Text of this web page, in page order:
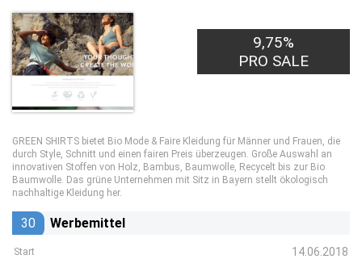
9,75%
PRO SALE
GREEN SHIRTS bietet Bio Mode & Faire Kleidung für Männer und Frauen, die
durch Style, Schnitt und einen fairen Preis überzeugen. Große Auswahl an
innovativen Stoffen von Holz, Bambus, Baumwolle, Recycelt bis zur Bio
Baumwolle. Das grüne Unternehmen mit Sitz in Bayern stellt ökologisch
nachhaltige Kleidung her.
30 Werbemittel
Start 14.06.2018